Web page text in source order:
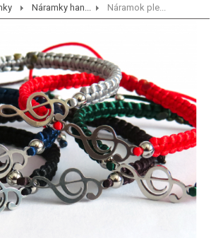
Náramky han... Náramok ple...